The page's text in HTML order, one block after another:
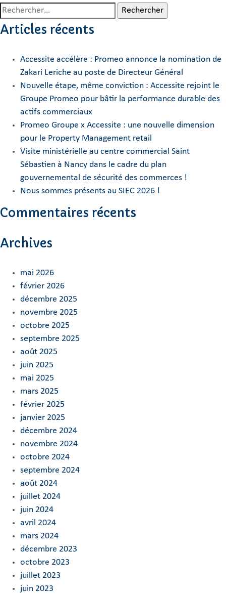
Rechercher :
Articles récents
Accessite accélère : Promeo annonce la nomination de
Zakari Leriche au poste de Directeur Général
Nouvelle étape, même conviction : Accessite rejoint le
Groupe Promeo pour bâtir la performance durable des
actifs commerciaux
Promeo Groupe x Accessite : une nouvelle dimension
pour le Property Management retail
Visite ministérielle au centre commercial Saint
Sébastien à Nancy dans le cadre du plan
gouvernemental de sécurité des commerces !
Nous sommes présents au SIEC 2026 !
Commentaires récents
Archives
mai 2026
février 2026
décembre 2025
novembre 2025
octobre 2025
septembre 2025
août 2025
juin 2025
mai 2025
mars 2025
février 2025
janvier 2025
décembre 2024
novembre 2024
octobre 2024
septembre 2024
août 2024
juillet 2024
juin 2024
avril 2024
mars 2024
décembre 2023
octobre 2023
juillet 2023
juin 2023